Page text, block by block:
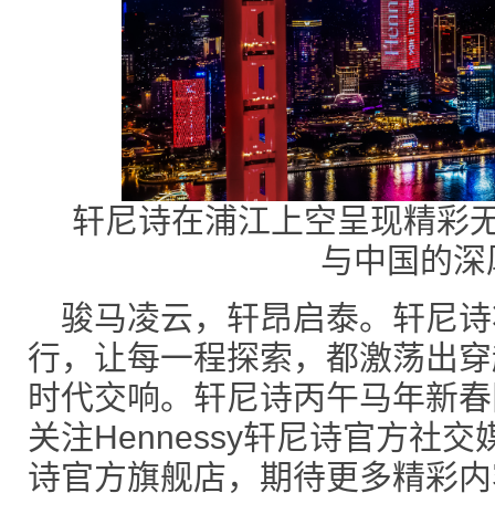
轩尼诗在浦江上空呈现精彩
与中国的
骏马凌云，轩昂启泰。轩尼
行，让每一程探索，都激荡出
时代交响。轩尼诗丙午马年新
关注Hennessy轩尼诗官方社交
诗官方旗舰店，期待更多精彩